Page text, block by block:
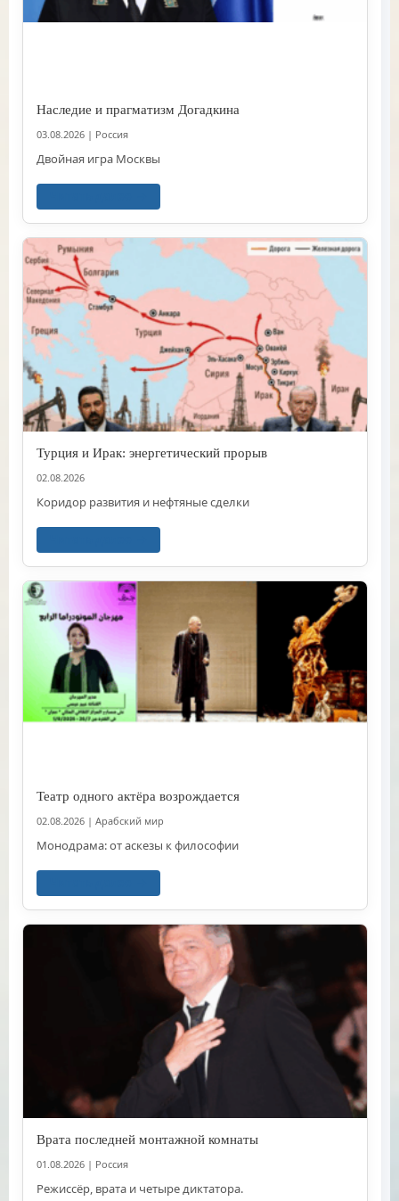
Наследие и прагматизм Догадкина
03.08.2026 | Россия
Двойная игра Москвы
Турция и Ирак: энергетический прорыв
02.08.2026
Коридор развития и нефтяные сделки
Театр одного актёра возрождается
02.08.2026 | Арабский мир
Монодрама: от аскезы к философии
Врата последней монтажной комнаты
01.08.2026 | Россия
Режиссёр, врата и четыре диктатора.